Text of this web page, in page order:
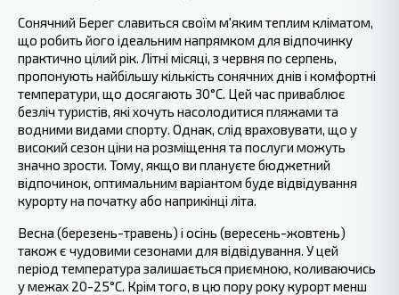
Сонячний Берег славиться своїм м'яким теплим кліматом,
що робить його ідеальним напрямком для відпочинку
практично цілий рік. Літні місяці, з червня по серпень,
пропонують найбільшу кількість сонячних днів і комфортні
температури, що досягають 30°C. Цей час приваблює
безліч ‍туристів, які хочуть насолодитися пляжами та
водними видами спорту. Однак, слід враховувати, що у
високий сезон ціни на розміщення та послуги можуть
‍значно зрости. Тому, якщо ви плануєте бюджетний
відпочинок, оптимальним варіантом буде відвідування
курорту на початку або наприкінці літа.
Весна (березень-травень) і осінь (вересень-жовтень)
також є чудовими сезонами для відвідування. У цей
період температура залишається приємною, коливаючись
у межах 20-25°C. Крім того, в цю пору року курорт менш